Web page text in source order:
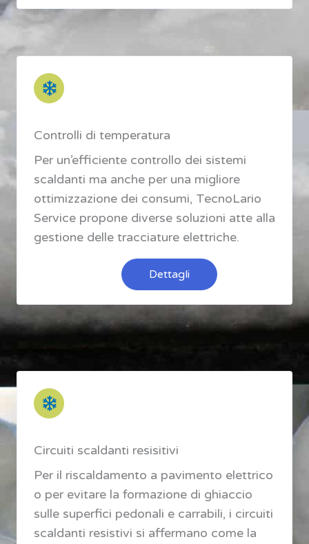
Controlli di temperatura
Per un’efficiente controllo dei sistemi
scaldanti ma anche per una migliore
ottimizzazione dei consumi, TecnoLario
Service propone diverse soluzioni atte alla
gestione delle tracciature elettriche.
Dettagli
Circuiti scaldanti resisitivi
Per il riscaldamento a pavimento elettrico
o per evitare la formazione di ghiaccio
sulle superfici pedonali e carrabili, i circuiti
scaldanti resistivi si affermano come la